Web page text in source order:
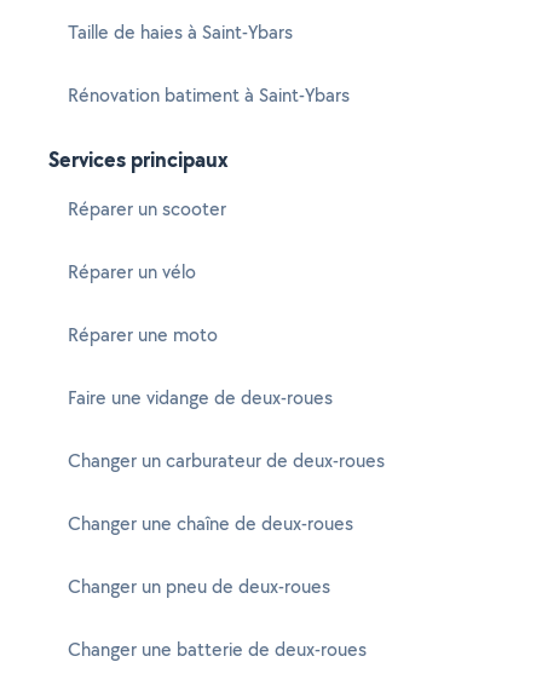
Taille de haies à Saint-Ybars
Rénovation batiment à Saint-Ybars
Services principaux
Réparer un scooter
Réparer un vélo
Réparer une moto
Faire une vidange de deux-roues
Changer un carburateur de deux-roues
Changer une chaîne de deux-roues
Changer un pneu de deux-roues
Changer une batterie de deux-roues